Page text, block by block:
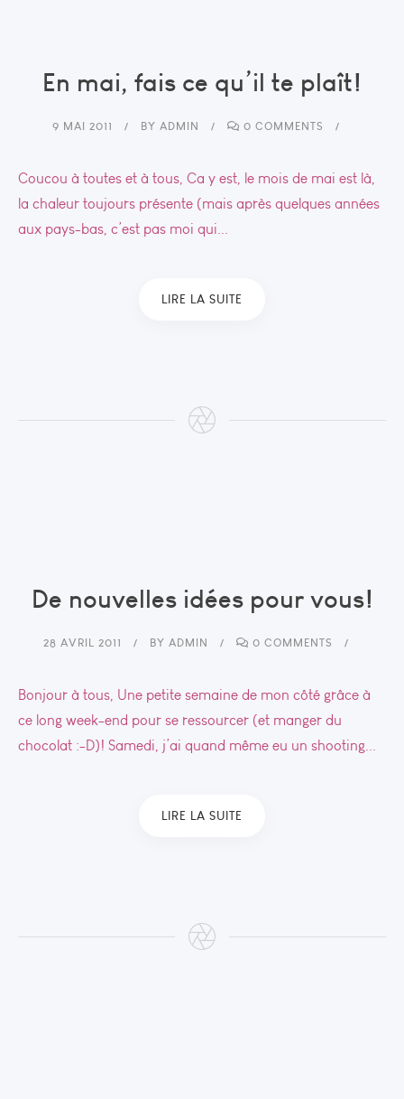
En mai, fais ce qu’il te plaît!
9 MAI 2011 BY ADMIN 0 COMMENTS
Coucou à toutes et à tous, Ca y est, le mois de mai est là,
la chaleur toujours présente (mais après quelques années
aux pays-bas, c’est pas moi qui...
LIRE LA SUITE
De nouvelles idées pour vous!
28 AVRIL 2011 BY ADMIN 0 COMMENTS
Bonjour à tous, Une petite semaine de mon côté grâce à
ce long week-end pour se ressourcer (et manger du
chocolat :-D)! Samedi, j’ai quand même eu un shooting...
LIRE LA SUITE